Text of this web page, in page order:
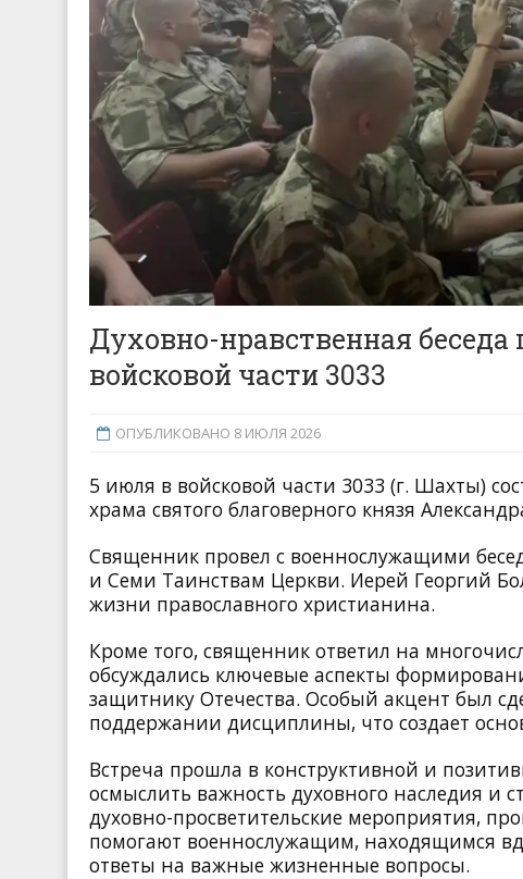
Духовно-нравственная
войсковой части 3033
ОПУБЛИКОВАНО 8 ИЮЛЯ 2026
5 июля в войсковой части 3033 (г. Шахты)
храма святого благоверного князя
Священник провел с военнослужащими
и Семи Таинствам Церкви. Иерей Георгий
жизни православного христианина.
Кроме того, священник ответил на
обсуждались ключевые аспекты
защитнику Отечества. Особый акцент был
поддержании дисциплины, что создает
Встреча прошла в конструктивной и
осмыслить важность духовного наследия и
духовно-просветительские мероприятия,
помогают военнослужащим, находящимся
ответы на важные жизненные вопросы.